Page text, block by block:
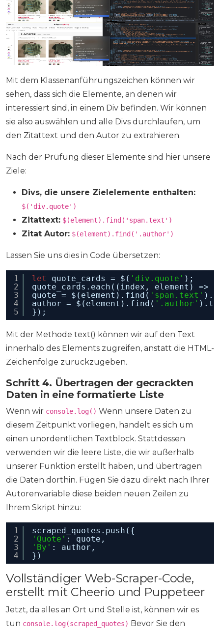
Mit dem Klassenanführungszeichen können wir
sehen, dass sich die Elemente, an denen wir
interessiert sind, in einem Div befinden. Wir können
sie also auswählen und alle Divs durchlaufen, um
den Zitattext und den Autor zu extrahieren.
Nach der Prüfung dieser Elemente sind hier unsere
Ziele:
Divs, die unsere Zielelemente enthalten:
$('div.quote')
Zitattext: $(element).find('span.text')
Zitat Autor: $(element).find('.author')
Lassen Sie uns dies in Code übersetzen:
1
2
3
4
5
let quote_cards = $( 'div.quote' );
quote_cards.each((index, element) => {
quote = $(element).find( 'span.text'
author = $(element).find( '.author'
});
Mit der Methode text() können wir auf den Text
innerhalb des Elements zugreifen, anstatt die HTML-
Zeichenfolge zurückzugeben.
Schritt 4. Übertragen der gecrackten
Daten in eine formatierte Liste
Wenn wir console.log() Wenn unsere Daten zu
diesem Zeitpunkt vorliegen, handelt es sich um
einen unordentlichen Textblock. Stattdessen
verwenden wir die leere Liste, die wir außerhalb
unserer Funktion erstellt haben, und übertragen
die Daten dorthin. Fügen Sie dazu direkt nach Ihrer
Autorenvariable diese beiden neuen Zeilen zu
Ihrem Skript hinzu:
1
2
3
4
scraped_quotes.push({
'Quote' : quote,
'By' : author,
})
Vollständiger Web-Scraper-Code,
erstellt mit Cheerio und Puppeteer
Jetzt, da alles an Ort und Stelle ist, können wir es
tun console.log(scraped_quotes) Bevor Sie den